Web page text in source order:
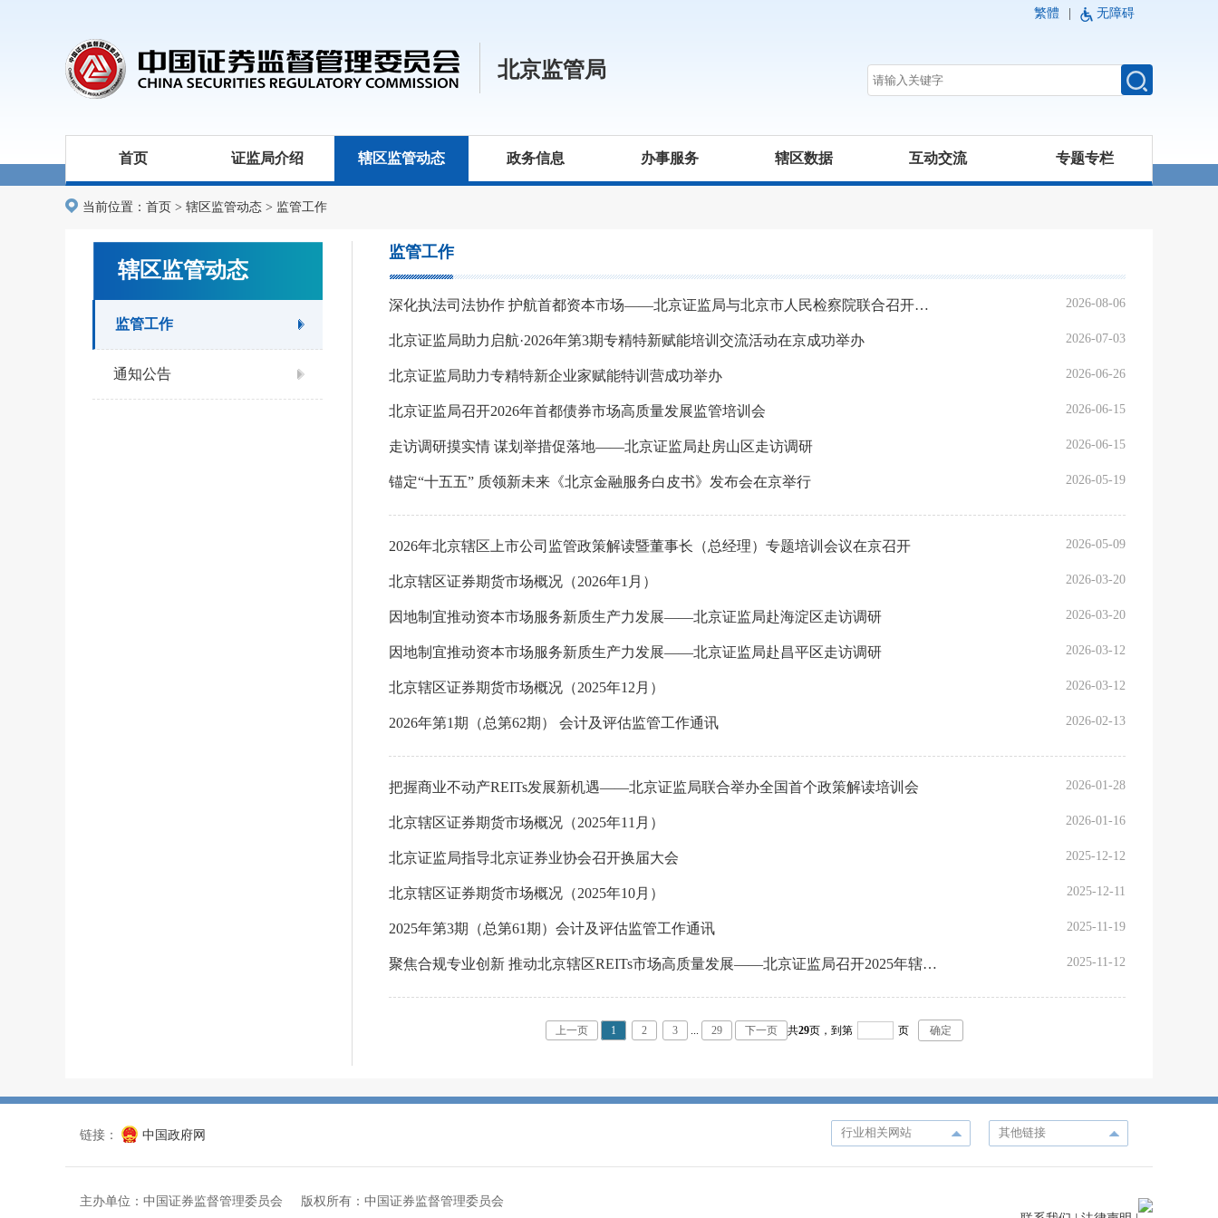
繁體 无障碍
北京监管局
首页 证监局介绍 辖区监管动态 政务信息 办事服务 辖区数据 互动交流 专题专栏
当前位置： 首页 > 辖区监管动态 > 监管工作
辖区监管动态
监管工作
通知公告
监管工作
深化执法司法协作 护航首都资本市场——北京证监局与北京市人民检察院联合召开交流座谈会 2026-08-06
北京证监局助力启航·2026年第3期专精特新赋能培训交流活动在京成功举办 2026-07-03
北京证监局助力专精特新企业家赋能特训营成功举办 2026-06-26
北京证监局召开2026年首都债券市场高质量发展监管培训会 2026-06-15
走访调研摸实情 谋划举措促落地——北京证监局赴房山区走访调研 2026-06-15
锚定“十五五” 质领新未来《北京金融服务白皮书》发布会在京举行 2026-05-19
2026年北京辖区上市公司监管政策解读暨董事长（总经理）专题培训会议在京召开 2026-05-09
北京辖区证券期货市场概况（2026年1月） 2026-03-20
因地制宜推动资本市场服务新质生产力发展——北京证监局赴海淀区走访调研 2026-03-20
因地制宜推动资本市场服务新质生产力发展——北京证监局赴昌平区走访调研 2026-03-12
北京辖区证券期货市场概况（2025年12月） 2026-03-12
2026年第1期（总第62期） 会计及评估监管工作通讯 2026-02-13
把握商业不动产REITs发展新机遇——北京证监局联合举办全国首个政策解读培训会 2026-01-28
北京辖区证券期货市场概况（2025年11月） 2026-01-16
北京证监局指导北京证券业协会召开换届大会 2025-12-12
北京辖区证券期货市场概况（2025年10月） 2025-12-11
2025年第3期（总第61期）会计及评估监管工作通讯 2025-11-19
聚焦合规专业创新 推动北京辖区REITs市场高质量发展——北京证监局召开2025年辖区公募REITs监管工作会议 2025-11-12
上一页 1 2 3 ... 29 下一页 共29页， 到第 页 确定
链接： 中国政府网
主办单位：中国证券监督管理委员会 版权所有：中国证券监督管理委员会